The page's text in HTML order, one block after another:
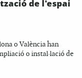
de l'espai
o València han
o instal·lació de